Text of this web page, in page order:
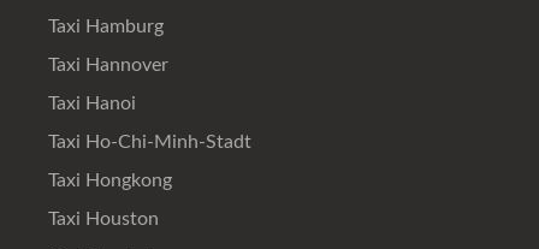
Taxi Hamburg
Taxi Hannover
Taxi Hanoi
Taxi Ho-Chi-Minh-Stadt
Taxi Hongkong
Taxi Houston